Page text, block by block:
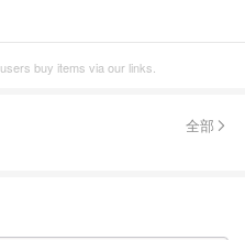
buy items via our links.
全部